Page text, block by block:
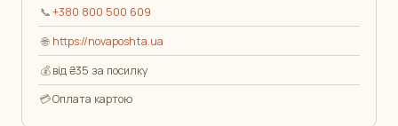
📞+380 800 500 609
🌐 https://novaposhta.ua
💰 від ₴35 за посилку
💳Оплата картою